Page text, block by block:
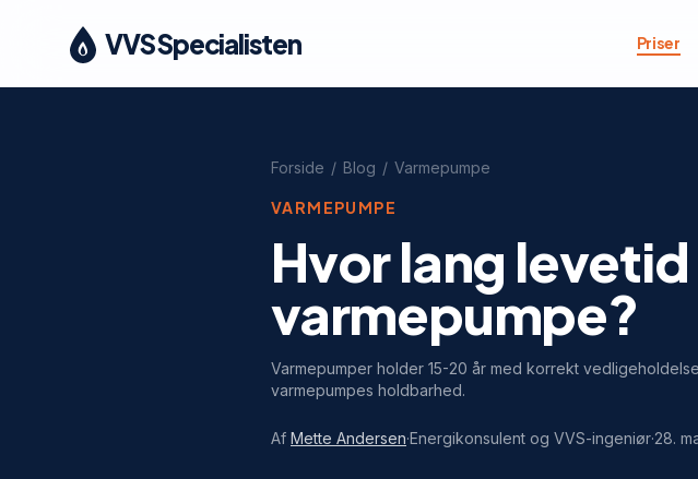
VVS Specialisten Priser
Forside / Blog / Varmepumpe
VARMEPUMPE
Hvor lang levetid
varmepumpe?
Varmepumper holder 15-20 år med korrekt
varmepumpes holdbarhed.
Af Mette Andersen·Energikonsulent og VVS-ingeniør·28.